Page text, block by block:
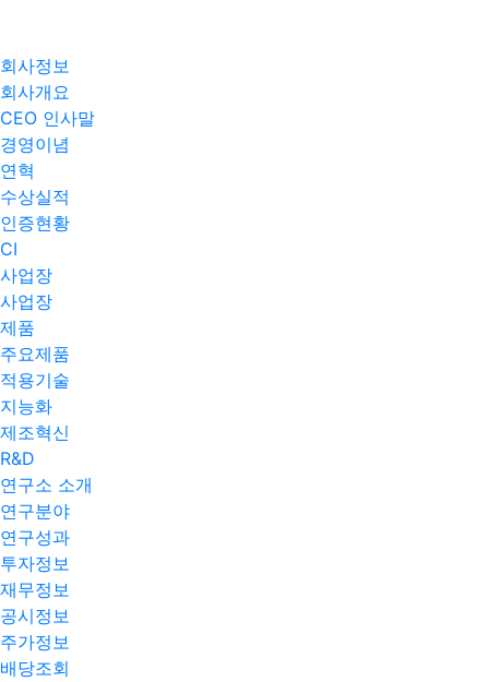
회사정보
회사개요
CEO 인사말
경영이념
연혁
수상실적
인증현황
CI
사업장
사업장
제품
주요제품​
적용기술
지능화
제조혁신
R&D
연구소 소개
연구분야
연구성과
투자정보
재무정보
공시정보
주가정보
배당조회